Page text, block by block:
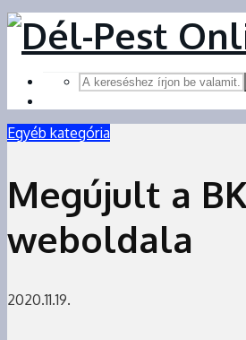
Egyéb kategória
Megújult a
weboldala
2020.11.19.